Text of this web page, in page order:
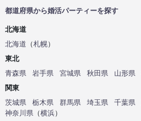
都道府県から婚活パーティーを探す
北海道
北海道 （札幌）
東北
青森県
岩手県 宮城県 秋田県 山形県
関東
茨城県
栃木県 群馬県 埼玉県 千葉県
神奈川県 （横浜）